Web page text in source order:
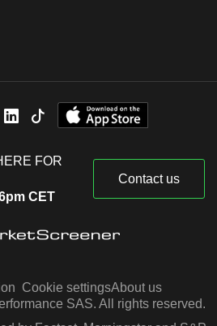
FOR
CET
Contact us
Cookie settingsAbout us
SAS. All rights reserved.